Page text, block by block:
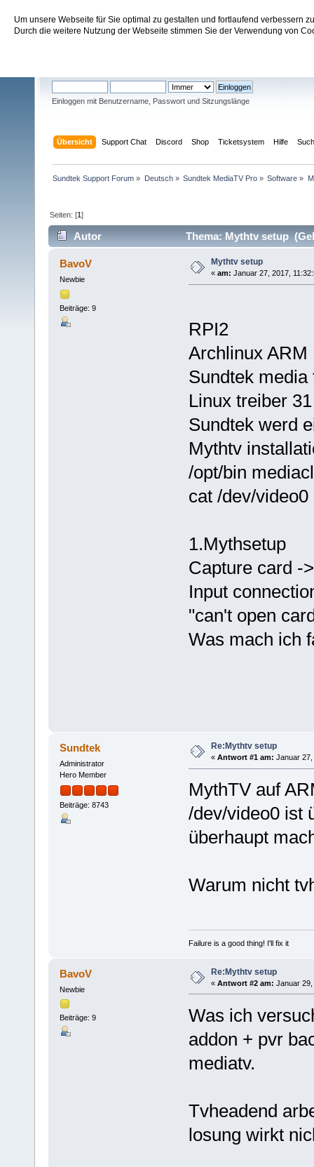
Um unsere Webseite für Sie optimal zu gestalten und fortlaufend verbessern
Durch die weitere Nutzung der Webseite stimmen Sie der Verwendung von
Sundtek Support Forum
Einloggen mit Benutzername, Passwort und Sitzungslänge
Übersicht Support Chat Discord Shop Ticketsystem Hilfe
Sundtek Support Forum » Deutsch» Sundtek MediaTV Pro» Software »
Seiten: [1]
Autor Thema: Mythtv setup
BavoV
Newbie
Beiträge: 9
Mythtv setup
« am: Januar 27, 2017,
RPI2
Archlinux ARM
Sundtek media
Linux treiber
Sundtek werd
Mythtv
/opt/bin
cat /dev/
1.Mythsetup
Capture card -
Input
"can't open
Was mach ich
Sundtek
Administrator
Hero Member
Beiträge: 8743
Re:Mythtv setup
« Antwort #1 am: Januar
MythTV auf
/dev/video0 ist
überhaupt
Warum nicht
Failure is a good thing! I'll fix it
BavoV
Newbie
Beiträge: 9
Re:Mythtv setup
« Antwort #2 am: Januar 29,
Was ich
addon + pvr
mediatv.
Tvheadend
losung wirkt